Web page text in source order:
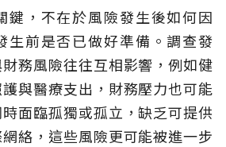
鍵，不在於風險發生後如何因
生前是否已做好準備。調查發
務風險往往互相影響，例如健
與醫療支出，財務壓力也可能
面臨孤獨或孤立，缺乏可提供
絡，這些風險更可能被進一步